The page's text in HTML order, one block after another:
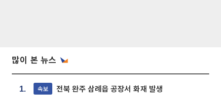
많이 본 뉴스
1. 속보 전북 완주 삼례읍 공장서 화재 발생